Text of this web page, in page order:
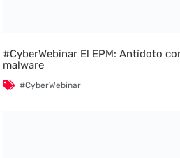
#CyberWebinar El EPM: Antídoto
malware
#CyberWebinar